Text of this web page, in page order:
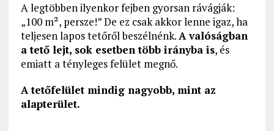
A legtöbben ilyenkor fejben gyorsan rávágják:
„100 m², persze!” De ez csak akkor lenne igaz, ha
teljesen lapos tetőről beszélnénk.A valóságban
a tető lejt, sok esetben több irányba is, és
emiatt a tényleges felület megnő.
A tetőfelület mindig nagyobb, mint az
alapterület.